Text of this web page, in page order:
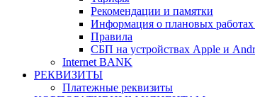
Рекомендации и памятки
Информация о плановых
Правила
СБП на устройствах Apple и
Internet BANK
РЕКВИЗИТЫ
Платежные реквизиты